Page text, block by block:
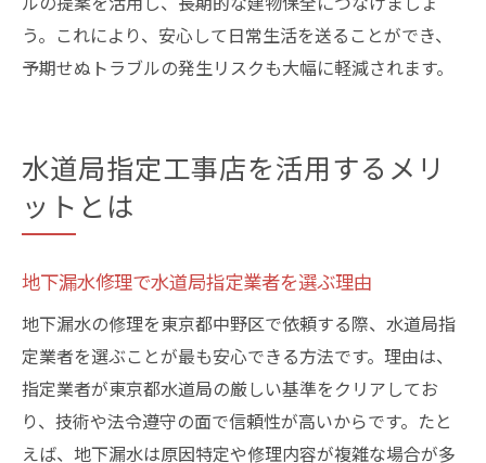
う。これにより、安心して日常生活を送ることができ、
予期せぬトラブルの発生リスクも大幅に軽減されます。
水道局指定工事店を活用するメリ
ットとは
地下漏水修理で水道局指定業者を選ぶ理由
地下漏水の修理を東京都中野区で依頼する際、水道局指
定業者を選ぶことが最も安心できる方法です。理由は、
指定業者が東京都水道局の厳しい基準をクリアしてお
り、技術や法令遵守の面で信頼性が高いからです。たと
えば、地下漏水は原因特定や修理内容が複雑な場合が多